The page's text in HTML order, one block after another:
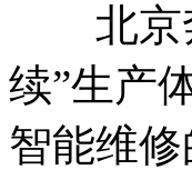
北京奔
续”生产
智能维